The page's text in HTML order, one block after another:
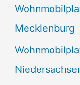
Mecklenburg